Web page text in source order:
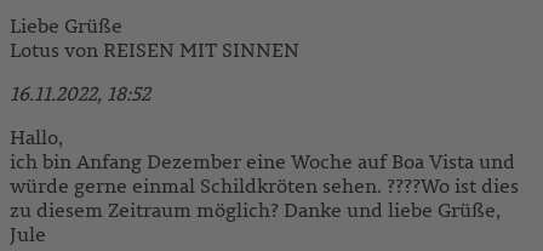
Liebe Grüße
Lotus von REISEN MIT SINNEN
16.11.2022, 18:52
Hallo,
ich bin Anfang Dezember eine Woche auf Boa Vista und
würde gerne einmal Schildkröten sehen. ????Wo ist dies
zu diesem Zeitraum möglich? Danke und liebe Grüße,
Jule